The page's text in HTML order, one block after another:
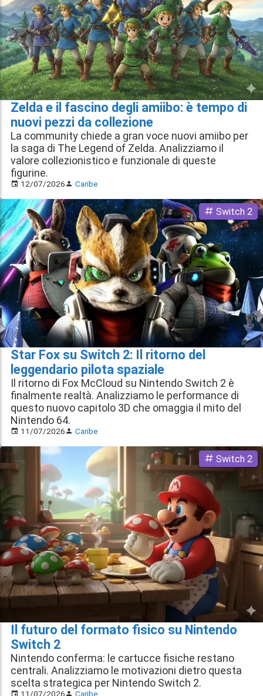
Zelda e il fascino degli amiibo: è tempo di
nuovi pezzi da collezione
La community chiede a gran voce nuovi amiibo per
la saga di The Legend of Zelda. Analizziamo il
valore collezionistico e funzionale di queste
figurine.
12/07/2026 Caribe
Star Fox su Switch 2: Il ritorno del
leggendario pilota spaziale
Switch 2
Il ritorno di Fox McCloud su Nintendo Switch 2 è
finalmente realtà. Analizziamo le performance di
questo nuovo capitolo 3D che omaggia il mito del
Nintendo 64.
11/07/2026 Caribe
Il futuro del formato fisico su Nintendo
Switch 2
Switch 2
Nintendo conferma: le cartucce fisiche restano
centrali. Analizziamo le motivazioni dietro questa
scelta strategica per Nintendo Switch 2.
11/07/2026 Caribe